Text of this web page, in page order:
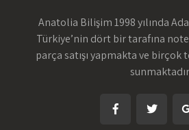
Anatolia Bilişim 1998 yılında
Türkiye’nin dört bir tarafına
parça satışı yapmakta ve